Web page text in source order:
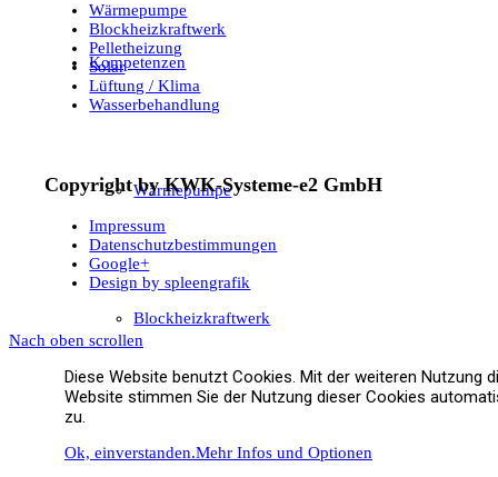
Kompetenzen
Wärmepumpe
Blockheizkraftwerk
Pelletheizung
Wärmepumpe
Blockheizkraftwerk
Pelletheizung
Solar
Lüftung / Klima
Wasserbehandlung
Copyright by KWK-Systeme-e2 GmbH
Impressum
Datenschutzbestimmungen
Google+
Design by spleengrafik
Nach oben scrollen
Diese Website benutzt Cookies. Mit der weiteren Nutzung
Website stimmen Sie der Nutzung dieser Cookies
zu.
Ok, einverstanden.Mehr Infos und Optionen